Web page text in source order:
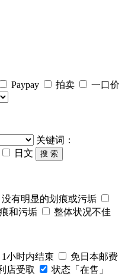
Paypay 拍卖 一口价
关键词：
日文
搜 索
没有明显的划痕或污垢
和污垢 整体状况不佳
1小时内结束
免日本邮费
店受取
状态「在售」